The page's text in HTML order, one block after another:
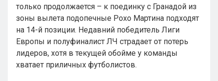
только продолжается – к поединку с Гранадой из
зоны вылета подопечные Рохо Мартина подходят
на 14-й позиции. Недавний победитель Лиги
Европы и полуфиналист ЛЧ страдает от потерь
лидеров, хотя в текущей обойме у команды
хватает приличных футболистов.